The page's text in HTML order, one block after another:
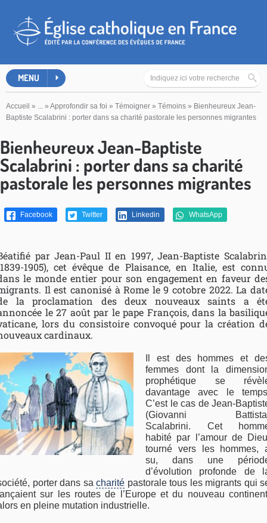
MENU
Accueil » ... » Approfondir sa foi » Témoigner » Témoins » Bienheureux Jean-
Baptiste Scalabrini : porter dans sa charité pastorale les personnes migrantes
Bienheureux Jean-Baptiste
Scalabrini : porter dans sa charité
pastorale les personnes migrantes
Facebook Twitter Linkedin WhatsApp
par Jean-Paul II en 1997, Jean-Baptiste
1905), cet évêque de Plaisance, en Italie, est
le monde entier pour son engagement en faveur
Il est canonisé à Rome le 9 cotobre 2022.La
la proclamation des deux nouveaux saints a
le 27 août par le pape François, dans la
lors du consistoire convoqué pour la création
cardinaux.
Il est des hommes et
femmes dont la
prophétique se
davantage avec le
C’est le cas de Jean-
(Giovanni
Scalabrini. Cet
habité par l’amour de
tourné vers les hommes,
su, dans une
d’évolution profonde de
porter dans sa charité pastorale tous les migrants qui
sur les routes de l’Europe et du nouveau
en pleine mutation industrielle.